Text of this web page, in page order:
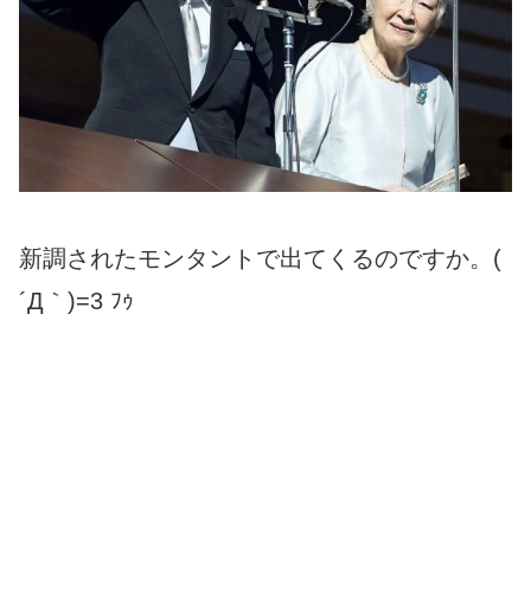
新調されたモンタントで出てくるのですか。(
´Д｀)=3 ﾌｩ